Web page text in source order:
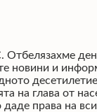
новини и
на глава от
права на